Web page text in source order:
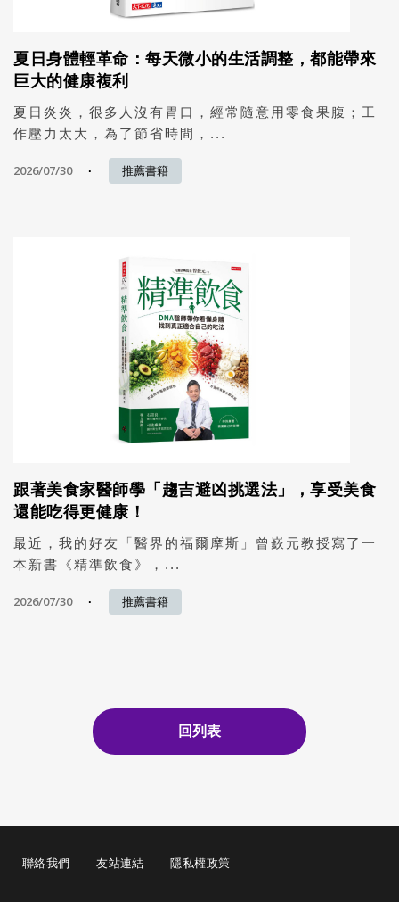
夏日身體輕革命：每天微小的生活調整，都能帶來
巨大的健康複利
夏日炎炎，很多人沒有胃口，經常隨意用零食果腹；工
作壓力太大，為了節省時間，...
2026/07/30 推薦書籍
跟著美食家醫師學「趨吉避凶挑選法」，享受美食
還能吃得更健康！
最近，我的好友「醫界的福爾摩斯」曾嶔元教授寫了一
本新書《精準飲食》，...
2026/07/30 推薦書籍
回列表
聯絡我們 友站連結 隱私權政策